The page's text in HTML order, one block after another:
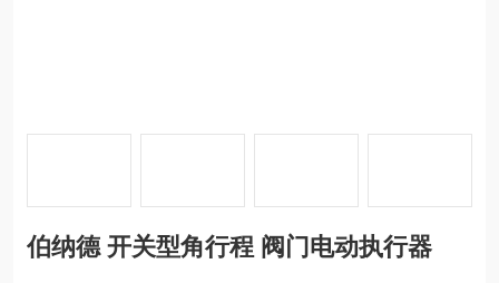
伯纳德 开关型角行程 阀门电动执行器